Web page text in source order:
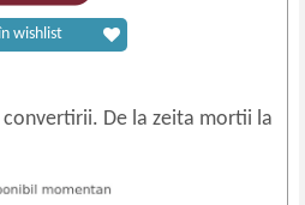
convertirii. De la zeita mortii la
wishlist